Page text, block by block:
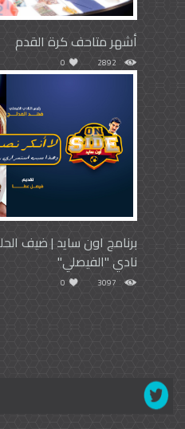
أشهر متاحف كرة القدم
2892
0
برنامج اون سايد | ضيف
نادي "الفيصلي"
3097
0